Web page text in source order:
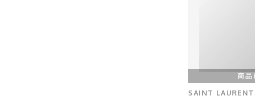
商品
SAINT LAURENT